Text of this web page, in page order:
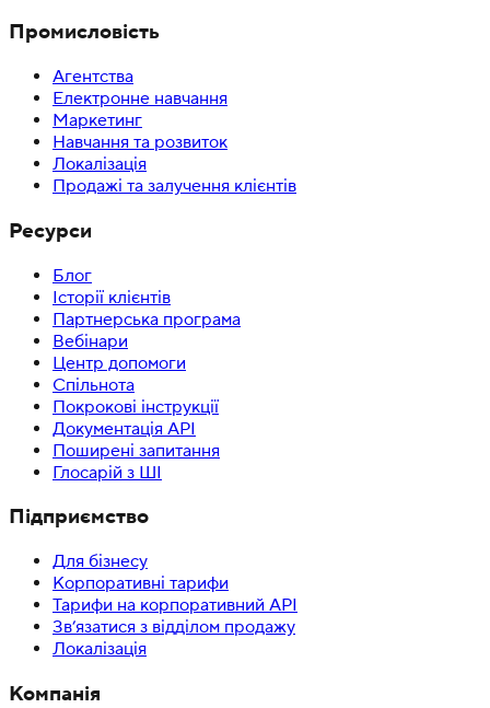
Промисловість
Агентства
Електронне навчання
Маркетинг
Навчання та розвиток
Локалізація
Продажі та залучення клієнтів
Ресурси
Блог
Історії клієнтів
Партнерська програма
Вебінари
Центр допомоги
Спільнота
Покрокові інструкції
Документація API
Поширені запитання
Глосарій з ШІ
Підприємство
Для бізнесу
Корпоративні тарифи
Тарифи на корпоративний API
Зв’язатися з відділом продажу
Локалізація
Компанія